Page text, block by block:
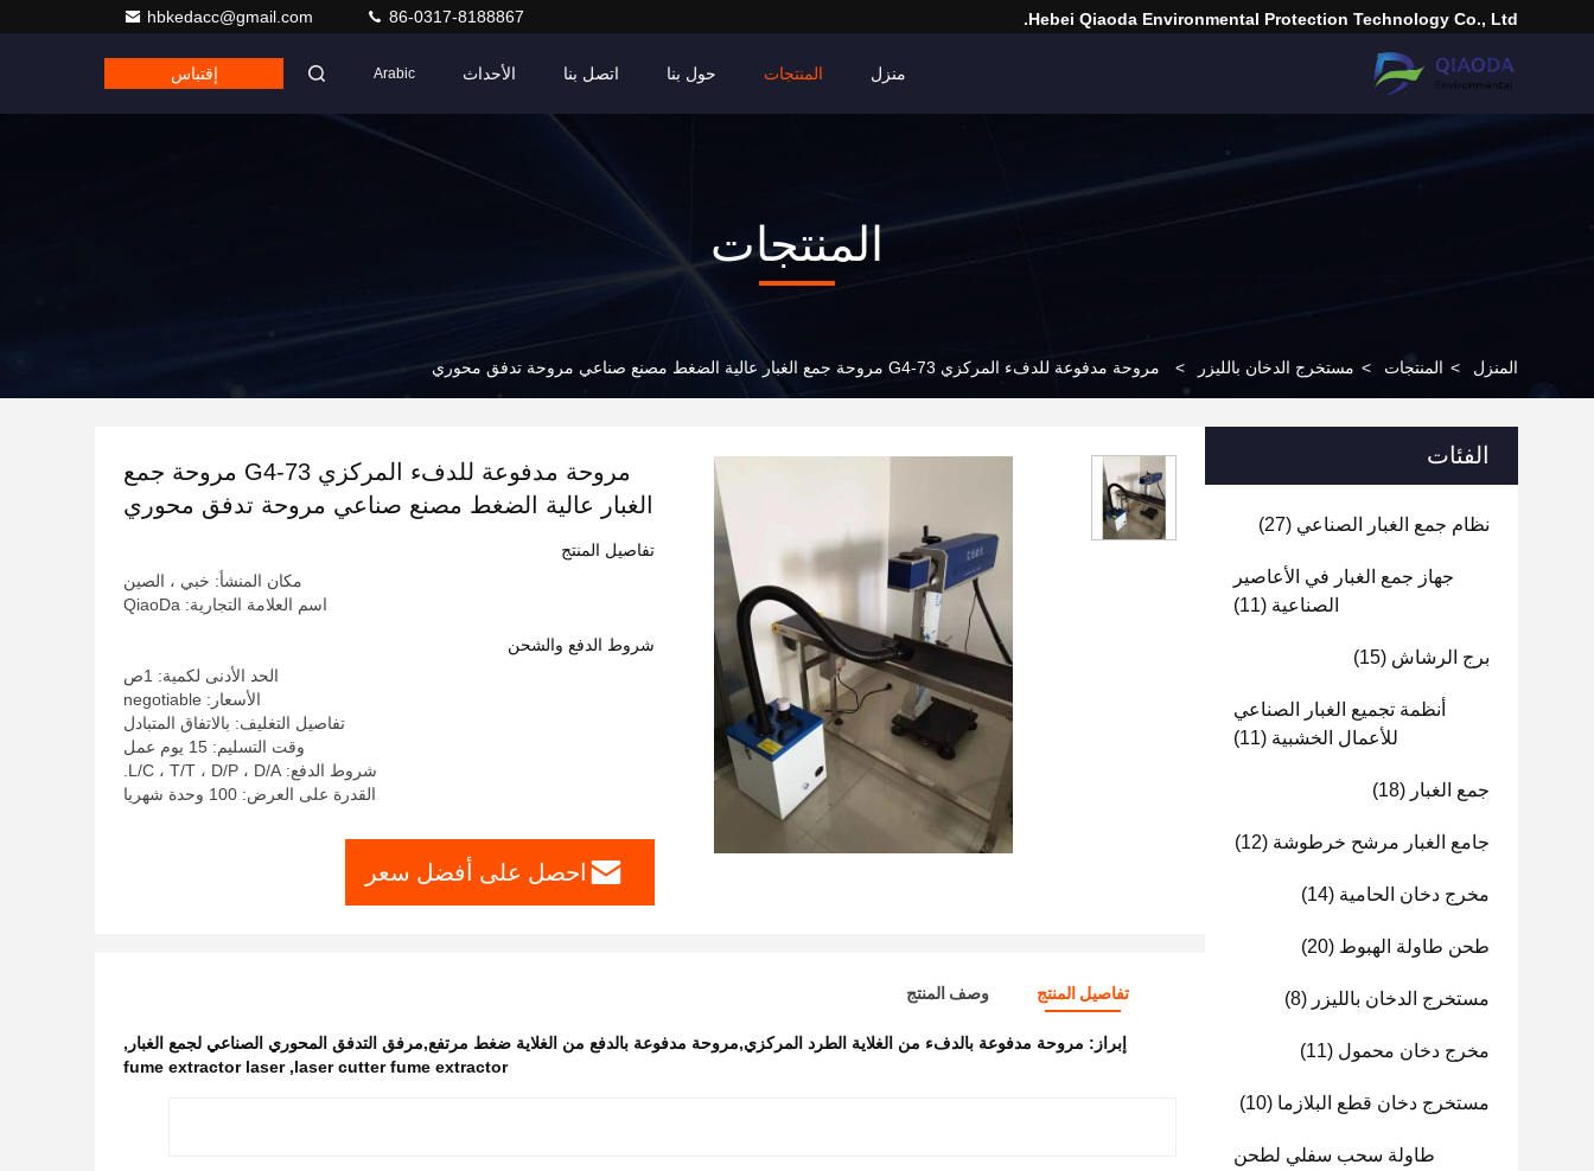
Hebei Qiaoda Environmental Protection Technology Co., Ltd.
hbkedacc@gmail.com 86-0317-8188867
منزل المنتجات حول بنا اتصل بنا الأحداث Arabic إقتباس
المنتجات
المنزل > المنتجات > مستخرج الدخان بالليزر > مروحة مدفوعة للدفء المركزي G4-73 مروحة جمع الغبار عالية الضغط مصنع صناعي مروحة تدفق محوري
الفئات
نظام جمع الغبار الصناعي (27)
جهاز جمع الغبار في الأعاصير
الصناعية (11)
برج الرشاش (15)
أنظمة تجميع الغبار الصناعي
للأعمال الخشبية (11)
جمع الغبار (18)
جامع الغبار مرشح خرطوشة (12)
مخرج دخان الحامية (14)
طحن طاولة الهبوط (20)
مستخرج الدخان بالليزر (8)
مخرج دخان محمول (11)
مستخرج دخان قطع البلازما (10)
طاولة سحب سفلي لطحن
مروحة مدفوعة للدفء المركزي G4-73 مروحة جمع
الغبار عالية الضغط مصنع صناعي مروحة تدفق محوري
تفاصيل المنتج
مكان المنشأ: خبي ، الصين
اسم العلامة التجارية: QiaoDa
شروط الدفع والشحن
الحد الأدنى لكمية: 1ص
الأسعار: negotiable
تفاصيل التغليف: بالاتفاق المتبادل
وقت التسليم: 15 يوم عمل
شروط الدفع: L/C ، T/T ، D/P ، D/A.
القدرة على العرض: 100 وحدة شهريا
احصل على أفضل سعر
تفاصيل المنتج وصف المنتج
إبراز: مروحة مدفوعة بالدفء من الغلاية الطرد المركزي,مروحة مدفوعة بالدفع من الغلاية ضغط مرتفع,مرفق التدفق المحوري الصناعي لجمع الغبار ,
laser cutter fume extractor
,
fume extractor laser